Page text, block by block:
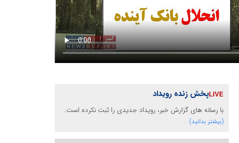
پخش زنده رویداد
با رسانه های گزارش خبر، رویداد جدیدی را ثبت نکرده است.
(بیشتر بدانید)